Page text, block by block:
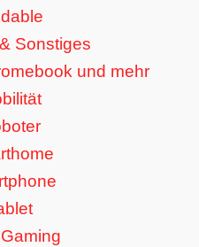
Sonstiges
und mehr